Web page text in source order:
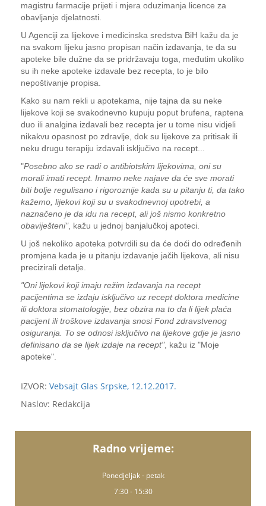
magistru farmacije prijeti i mjera oduzimanja licence za
obavljanje djelatnosti.
U Agenciji za lijekove i medicinska sredstva BiH kažu da je
na svakom lijeku jasno propisan način izdavanja, te da su
apoteke bile dužne da se pridržavaju toga, međutim ukoliko
su ih neke apoteke izdavale bez recepta, to je bilo
nepoštivanje propisa.
Kako su nam rekli u apotekama, nije tajna da su neke
lijekove koji se svakodnevno kupuju poput brufena, raptena
duo ili analgina izdavali bez recepta jer u tome nisu vidjeli
nikakvu opasnost po zdravlje, dok su lijekove za pritisak ili
neku drugu terapiju izdavali isključivo na recept...
"Posebno ako se radi o antibiotskim lijekovima, oni su
morali imati recept. Imamo neke najave da će sve morati
biti bolje regulisano i rigoroznije kada su u pitanju ti, da tako
kažemo, lijekovi koji su u svakodnevnoj upotrebi, a
naznačeno je da idu na recept, ali još nismo konkretno
obaviješteni", kažu u jednoj banjalučkoj apoteci.
U još nekoliko apoteka potvrdili su da će doći do određenih
promjena kada je u pitanju izdavanje jačih lijekova, ali nisu
precizirali detalje.
"Oni lijekovi koji imaju režim izdavanja na recept
pacijentima se izdaju isključivo uz recept doktora medicine
ili doktora stomatologije, bez obzira na to da li lijek plaća
pacijent ili troškove izdavanja snosi Fond zdravstvenog
osiguranja. To se odnosi isključivo na lijekove gdje je jasno
definisano da se lijek izdaje na recept", kažu iz "Moje
apoteke".
IZVOR: Vebsajt Glas Srpske, 12.12.2017.
Naslov: Redakcija
Radno vrijeme:
Ponedjeljak - petak
7:30 - 15:30